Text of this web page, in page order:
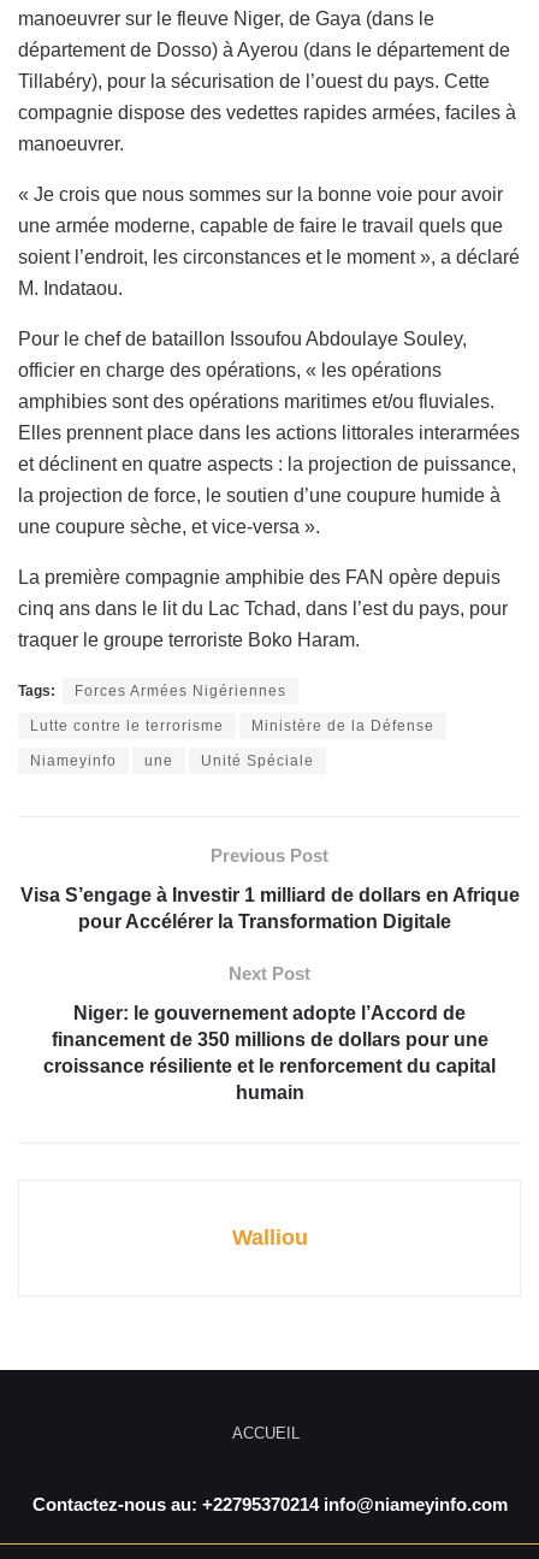
manoeuvrer sur le fleuve Niger, de Gaya (dans le
département de Dosso) à Ayerou (dans le département de
Tillabéry), pour la sécurisation de l’ouest du pays. Cette
compagnie dispose des vedettes rapides armées, faciles à
manoeuvrer.
« Je crois que nous sommes sur la bonne voie pour avoir
une armée moderne, capable de faire le travail quels que
soient l’endroit, les circonstances et le moment », a déclaré
M. Indataou.
Pour le chef de bataillon Issoufou Abdoulaye Souley,
officier en charge des opérations, « les opérations
amphibies sont des opérations maritimes et/ou fluviales.
Elles prennent place dans les actions littorales interarmées
et déclinent en quatre aspects : la projection de puissance,
la projection de force, le soutien d’une coupure humide à
une coupure sèche, et vice-versa ».
La première compagnie amphibie des FAN opère depuis
cinq ans dans le lit du Lac Tchad, dans l’est du pays, pour
traquer le groupe terroriste Boko Haram.
Tags: Forces Armées Nigériennes
Lutte contre le terrorisme Ministère de la Défense
Niameyinfo une Unité Spéciale
Previous Post
Visa S’engage à Investir 1 milliard de dollars en Afrique
pour Accélérer la Transformation Digitale
Next Post
Niger: le gouvernement adopte l’Accord de
financement de 350 millions de dollars pour une
croissance résiliente et le renforcement du capital
humain
Walliou
ACCUEIL
Contactez-nous au: +22795370214 info@niameyinfo.com